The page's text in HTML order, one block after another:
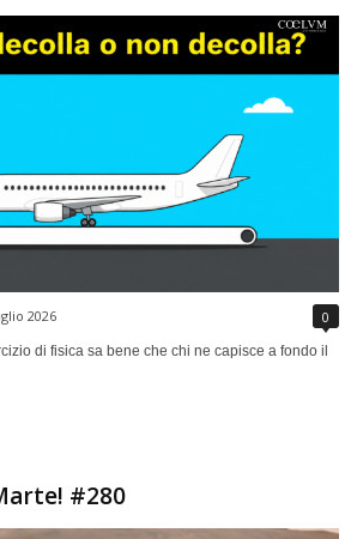
2026 0
di fisica sa bene che chi ne capisce a fondo il
#280